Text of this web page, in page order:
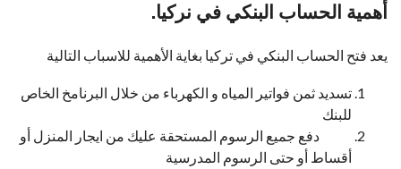
أهمية الحساب البنكي في نركيا.
يعد فتح الحساب البنكي في تركيا بغاية الأهمية للاسباب التالية
تسديد ثمن فواتير المياه و الكهرباء من خلال البرنامخ الخاص
للبنك
دفع جميع الرسوم المستحقة عليك من ايجار المنزل أو
أقساط أو حتى الرسوم المدرسية